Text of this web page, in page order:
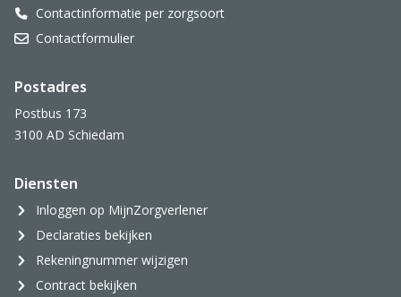
Contactinformatie per zorgsoort
Contactformulier
Postadres
Postbus 173
3100 AD Schiedam
Diensten
Inloggen op MijnZorgverlener
Declaraties bekijken
Rekeningnummer wijzigen
Contract bekijken